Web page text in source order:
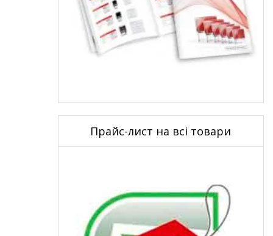
Прайс-лист на всі товари